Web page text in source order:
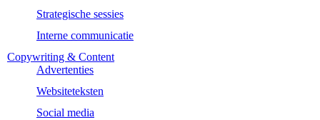
Strategische sessies
Interne communicatie
Copywriting & Content
Advertenties
Websiteteksten
Social media